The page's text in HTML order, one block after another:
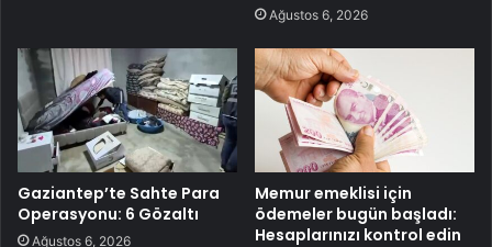
Ağustos 6, 2026
Gaziantep’te Sahte Para
Operasyonu: 6 Gözaltı
Ağustos 6, 2026
Memur emeklisi için
ödemeler bugün başladı:
Hesaplarınızı kontrol edin